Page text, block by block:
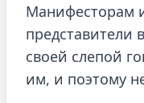
Манифесторам
представители
своей слепой
им, и поэтому